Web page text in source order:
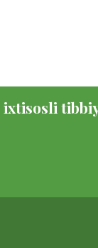
ixtisosli